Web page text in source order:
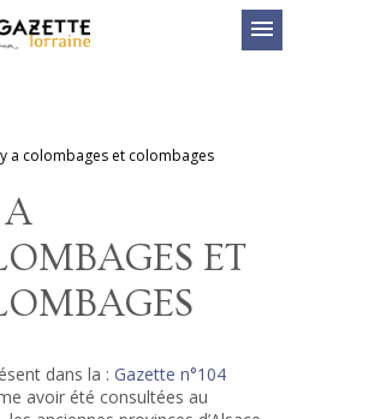
menu
a colombages et colombages
ET
dans la : Gazette n°104
avoir été consultées au